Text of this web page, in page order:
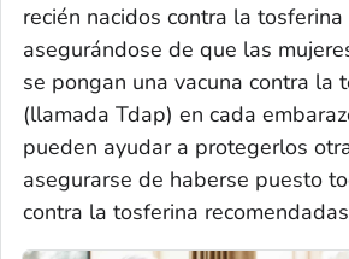
recién nacidos contra la tosferina
asegurándose de que las
se pongan una vacuna contra la
(llamada Tdap) en cada
pueden ayudar a protegerlos
asegurarse de haberse puesto
contra la tosferina